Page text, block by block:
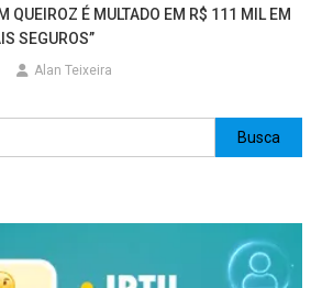
QUEIROZ É MULTADO EM R$ 111 MIL EM
SEGUROS”
Alan Teixeira
Busca